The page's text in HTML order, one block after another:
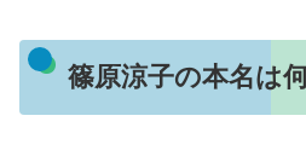
篠原涼子の本名は